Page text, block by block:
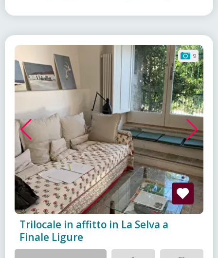
9
Trilocale in affitto in La Selva a
Finale Ligure